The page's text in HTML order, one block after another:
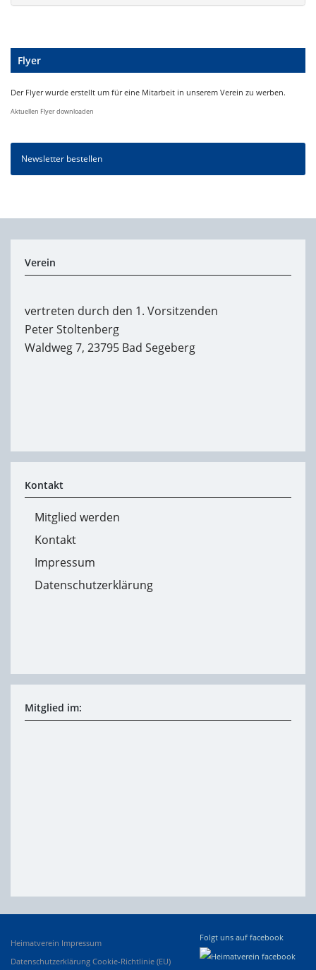
Flyer
Der Flyer wurde erstellt um für eine Mitarbeit in unserem Verein zu werben.
Aktuellen Flyer downloaden
Newsletter bestellen
Verein
vertreten durch den 1. Vorsitzenden
Peter Stoltenberg
Waldweg 7, 23795 Bad Segeberg
Kontakt
Mitglied werden
Kontakt
Impressum
Datenschutzerklärung
Mitglied im:
Heimatverein Impressum
Datenschutzerklärung Cookie-Richtlinie (EU)
Folgt uns auf facebook